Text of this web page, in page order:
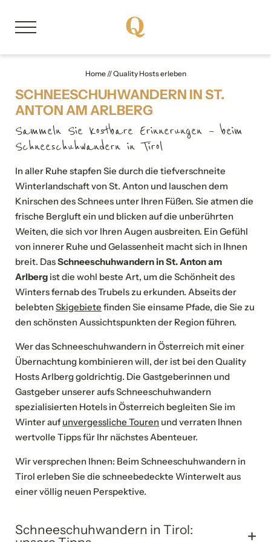
IHR TRAUMURLAUB IN ST. ANTON
Über uns
Mitgliedsbetriebe
Unsere Storys
Quality Hosts erleben
Erlebnisse, die nachhallen
Aktivprogramm
Unsere Events
The Arlberg Journey Oktober 2027
Feste feiern
Urlaub in St. Anton
Nachhaltiges Reisen
Sanfte Anreise
Home //Quality Hosts erleben
SCHNEESCHUHWANDERN IN ST.
ANTON AM ARLBERG
Sammeln Sie kostbare Erinnerungen – beim
Schneeschuhwandern in Tirol
In aller Ruhe stapfen Sie durch die tiefverschneite
Winterlandschaft von St. Anton und lauschen dem
Knirschen des Schnees unter Ihren Füßen. Sie atmen die
frische Bergluft ein und blicken auf die unberührten
Weiten, die sich vor Ihren Augen ausbreiten. Ein Gefühl
von innerer Ruhe und Gelassenheit macht sich in Ihnen
breit. DasSchneeschuhwandern in St. Anton am
Arlberg ist die wohl beste Art, um die Schönheit des
Winters fernab des Trubels zu erkunden. Abseits der
belebten Skigebiete finden Sie einsame Pfade, die Sie zu
den schönsten Aussichtspunkten der Region führen.
Wer das Schneeschuhwandern in Österreich mit einer
Übernachtung kombinieren will, der ist bei den Quality
Hosts Arlberg goldrichtig. Die Gastgeberinnen und
Gastgeber unserer aufs Schneeschuhwandern
spezialisierten Hotels in Österreich begleiten Sie im
Winter aufunvergessliche Touren und verraten Ihnen
wertvolle Tipps für Ihr nächstes Abenteuer.
Wir versprechen Ihnen: Beim Schneeschuhwandern in
Tirol erleben Sie die schneebedeckte Winterwelt aus
einer völlig neuen Perspektive.
Schneeschuhwandern in Tirol: